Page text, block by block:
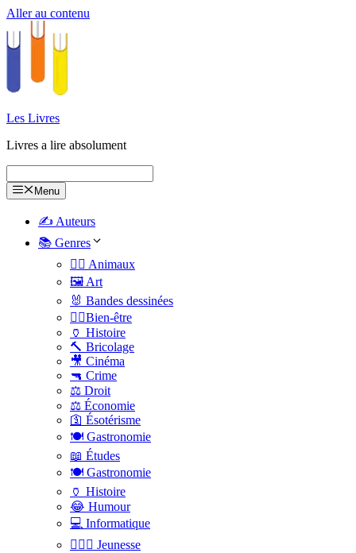
Aller au contenu
Les Livres
Livres a lire absolument
Menu
✍️ Auteurs
📚 Genres
🐕‍🦺 Animaux
🖼️ Art
🐰 Bandes dessinées
🧑‍⚕️Bien-être
🏺 Histoire
🔨 Bricolage
🎥 Cinéma
🔫 Crime
⚖️ Droit
⚖️ Économie
🛐 Ésotérisme
🍽️ Gastronomie
📖 Études
🍽️ Gastronomie
🏺 Histoire
😂 Humour
💻 Informatique
🤸🏽‍♀️ Jeunesse